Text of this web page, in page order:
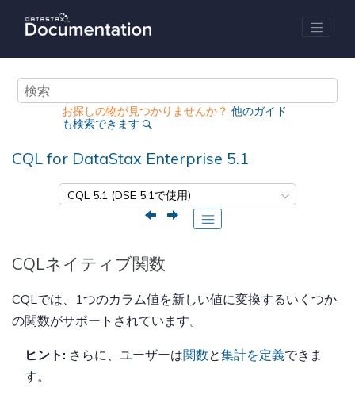
メインコンテンツにジャンプ
お探しの物が見つかりませんか？他のガイド
も検索できます
CQL for DataStax Enterprise 5.1
CQLネイティブ関数
CQLでは、1つのカラム値を新しい値に変換するいくつか
の関数がサポートされています。
ヒント: さらに、ユーザーは関数と集計を定義できま
す。